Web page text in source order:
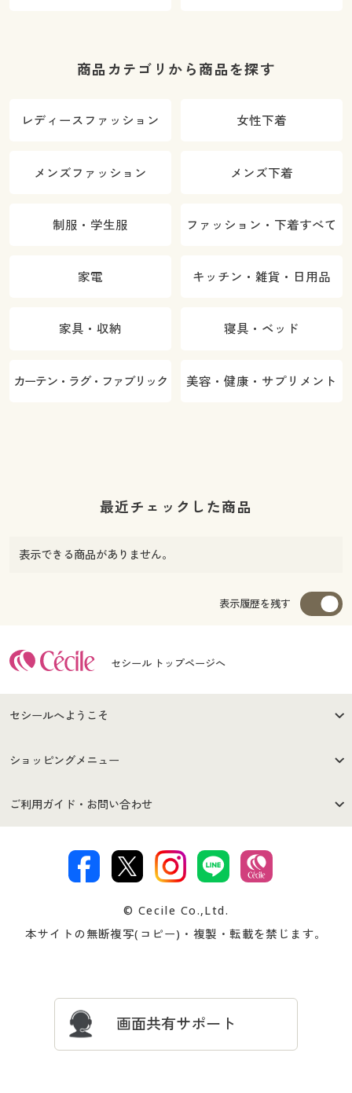
商品カテゴリから商品を探す
レディースファッション 女性下着
メンズファッション メンズ下着
制服・学生服 ファッション・下着すべて
家電 キッチン・雑貨・日用品
家具・収納 寝具・ベッド
カーテン・ラグ・ファブリック 美容・健康・サプリメント
最近チェックした商品
表示できる商品がありません。
表示履歴を残す
セシール トップページへ
セシールへようこそ
はじめての方へ
セシールご利用規約
著作権・商標について 会社案内
ショッピングメニュー
商品カテゴリ
プレゼント＆キャンペーン サイトマップ
ご利用ガイド・お問い合わせ
交換・返品は お支払は
ついて
忘れの場合
© Cecile Co.,Ltd.
本サイトの無断複写(コピー)・複製・転載を禁じます。
画面共有サポート